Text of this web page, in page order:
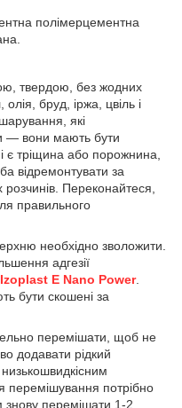
полімерцементна
твердою, без жодних
бруд, іржа, цвіль і
які
— вони мають бути
є тріщина або порожнина,
відремонтувати за
Переконайтеся,
правильного
необхідно зволожити.
адгезії
Izoplast E Nano Power.
бути скошені за
перемішати, щоб не
додавати рідкий
перемішування потрібно
знову перемішати 1-2